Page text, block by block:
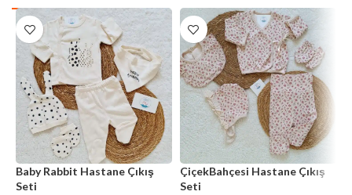
Baby Rabbit Hastane Çıkış
Seti
ÇiçekBahçesi Hastane Çıkış
Seti